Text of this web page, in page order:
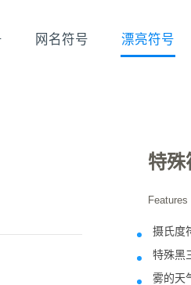
网名符号 漂亮符号
特殊
Features
摄氏度
特殊黑
雾的天